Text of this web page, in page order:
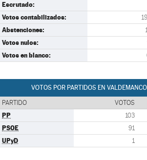
Escrutado:
Votos contabilizados:
Abstenciones:
Votos nulos:
Votos en blanco:
VOTOS POR PARTIDOS EN
PARTIDO VOTOS
PP 103
PSOE 91
UPyD 1